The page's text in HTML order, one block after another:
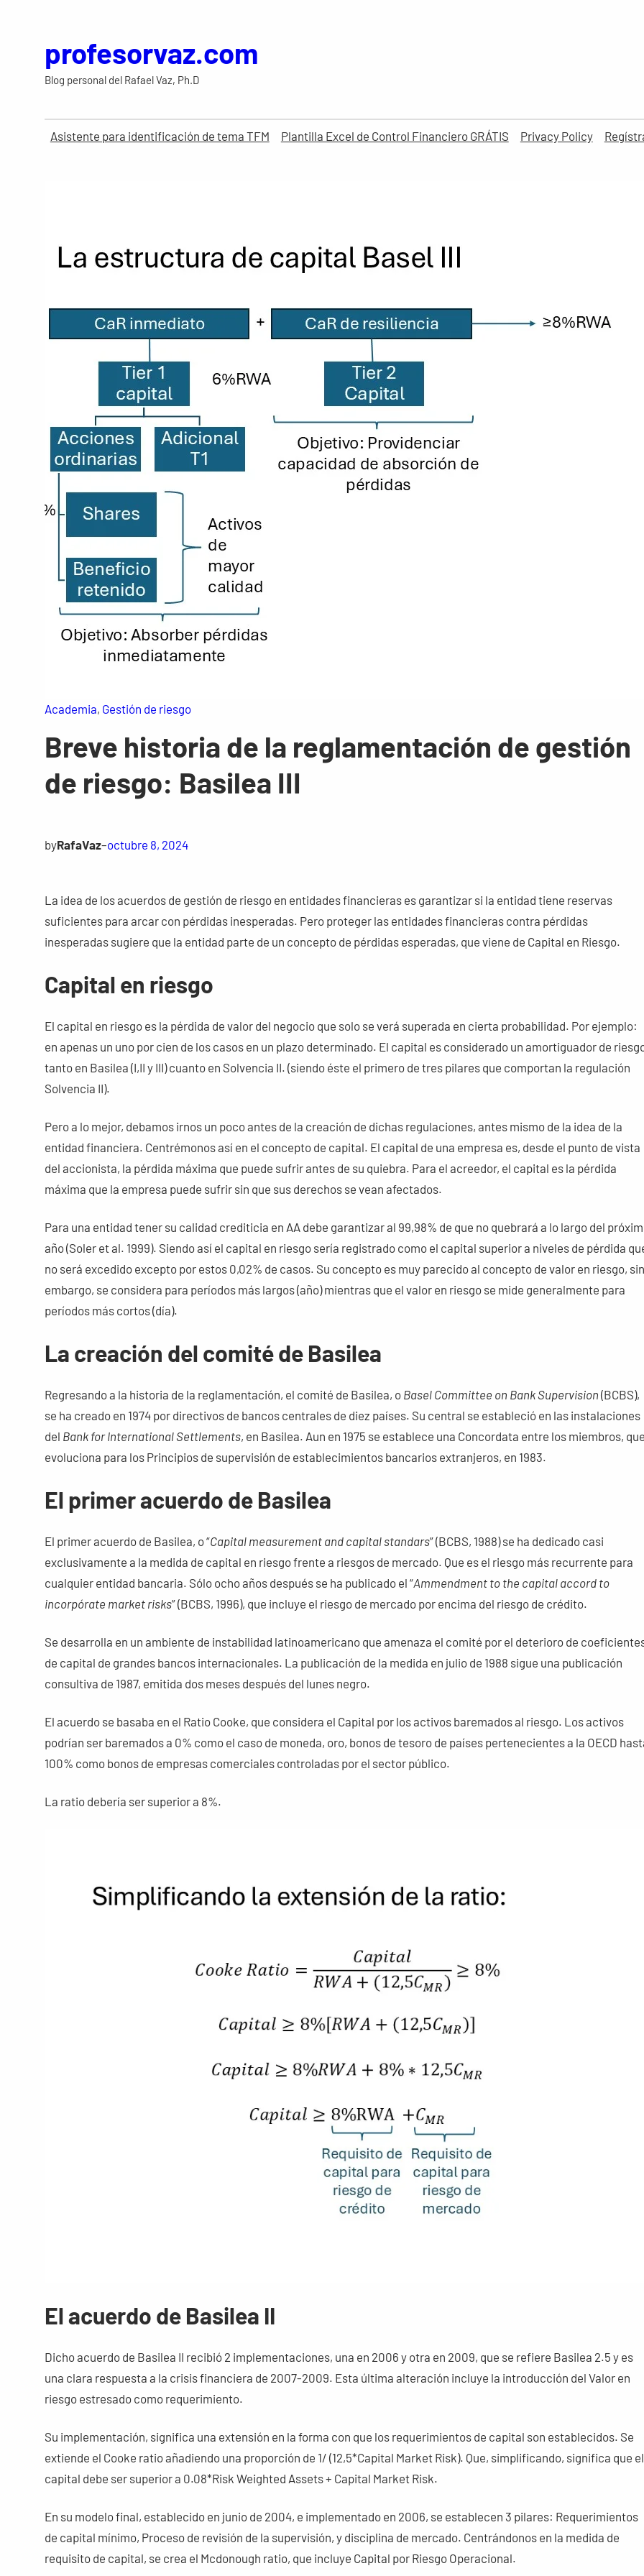
contenidoprofesorvaz.com
Blog personal del Rafael Vaz, Ph.D
Asistente para identificación de tema TFM Plantilla Excel de Control Financiero GRÁTIS Privacy Policy
Academia, Gestión de riesgo
Breve historia de la reglamentación de gestión
de riesgo: Basilea III
byRafaVaz–octubre 8, 2024
La idea de los acuerdos de gestión de riesgo en entidades financieras es garantizar si la entidad tiene reservas
suficientes para arcar con pérdidas inesperadas. Pero proteger las entidades financieras contra pérdidas
inesperadas sugiere que la entidad parte de un concepto de pérdidas esperadas, que viene de Capital en Riesgo.
Capital en riesgo
El capital en riesgo es la pérdida de valor del negocio que solo se verá superada en cierta probabilidad. Por ejemplo:
en apenas un uno por cien de los casos en un plazo determinado. El capital es considerado un amortiguador de
tanto en Basilea (I,II y III) cuanto en Solvencia II. (siendo éste el primero de tres pilares que comportan la regulación
Solvencia II).
Pero a lo mejor, debamos irnos un poco antes de la creación de dichas regulaciones, antes mismo de la idea de la
entidad financiera. Centrémonos así en el concepto de capital. El capital de una empresa es, desde el punto de vista
del accionista, la pérdida máxima que puede sufrir antes de su quiebra. Para el acreedor, el capital es la pérdida
máxima que la empresa puede sufrir sin que sus derechos se vean afectados.
Para una entidad tener su calidad crediticia en AA debe garantizar al 99,98% de que no quebrará a lo largo del
año (Soler et al. 1999). Siendo así el capital en riesgo sería registrado como el capital superior a niveles de pérdida
no será excedido excepto por estos 0,02% de casos. Su concepto es muy parecido al concepto de valor en riesgo, sin
embargo, se considera para períodos más largos (año) mientras que el valor en riesgo se mide generalmente para
períodos más cortos (día).
La creación del comité de Basilea
Regresando a la historia de la reglamentación, el comité de Basilea, o Basel Committee on Bank Supervision (BCBS),
se ha creado en 1974 por directivos de bancos centrales de diez países. Su central se estableció en las instalaciones
del Bank for International Settlements, en Basilea. Aun en 1975 se establece una Concordata entre los miembros,
evoluciona para los Principios de supervisión de establecimientos bancarios extranjeros, en 1983.
El primer acuerdo de Basilea
El primer acuerdo de Basilea, o “Capital measurement and capital standars” (BCBS, 1988) se ha dedicado casi
exclusivamente a la medida de capital en riesgo frente a riesgos de mercado. Que es el riesgo más recurrente para
cualquier entidad bancaria. Sólo ocho años después se ha publicado el “Ammendment to the capital accord to
incorpórate market risks” (BCBS, 1996), que incluye el riesgo de mercado por encima del riesgo de crédito.
Se desarrolla en un ambiente de instabilidad latinoamericano que amenaza el comité por el deterioro de
de capital de grandes bancos internacionales. La publicación de la medida en julio de 1988 sigue una publicación
consultiva de 1987, emitida dos meses después del lunes negro.
El acuerdo se basaba en el Ratio Cooke, que considera el Capital por los activos baremados al riesgo. Los activos
podrían ser baremados a 0% como el caso de moneda, oro, bonos de tesoro de países pertenecientes a la OECD
100% como bonos de empresas comerciales controladas por el sector público.
La ratio debería ser superior a 8%.
El acuerdo de Basilea II
Dicho acuerdo de Basilea II recibió 2 implementaciones, una en 2006 y otra en 2009, que se refiere Basilea 2.5 y es
una clara respuesta a la crisis financiera de 2007-2009. Esta última alteración incluye la introducción del Valor en
riesgo estresado como requerimiento.
Su implementación, significa una extensión en la forma con que los requerimientos de capital son establecidos. Se
extiende el Cooke ratio añadiendo una proporción de 1/ (12,5*Capital Market Risk). Que, simplificando, significa que el
capital debe ser superior a 0.08*Risk Weighted Assets + Capital Market Risk.
En su modelo final, establecido en junio de 2004, e implementado en 2006, se establecen 3 pilares: Requerimientos
de capital mínimo, Proceso de revisión de la supervisión, y disciplina de mercado. Centrándonos en la medida de
requisito de capital, se crea el Mcdonough ratio, que incluye Capital por Riesgo Operacional.